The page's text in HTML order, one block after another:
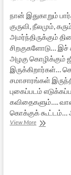
நான் இதுகாறும்
குருவி, நீலமும்,
அமர்ந்திருக்கும்
சிறகுகளோடு…
அழகு கொழிக்கும்
இருக்கிறார்கள்…
சமாசாரங்கள்
புகைப்படம்
கவிதைகளும்….
கொக்குக்
View Moreபறவைகள்